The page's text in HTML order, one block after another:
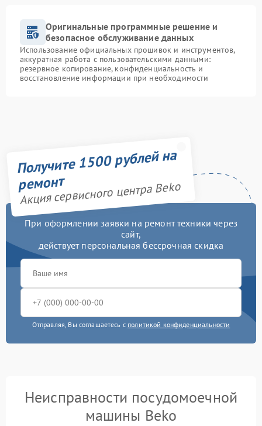
Оригинальные программные решение и
безопасное обслуживание данных
Использование официальных прошивок и инструментов,
аккуратная работа с пользовательскими данными:
резервное копирование, конфиденциальность и
восстановление информации при необходимости
Получите 1500 рублей на
ремонт
Акция сервисного центра Beko
При оформлении заявки на ремонт техники через
сайт,
действует персональная бессрочная скидка
Отправляя, Вы соглашаетесь с политикой конфиденциальности
Неисправности посудомоечной
машины Beko